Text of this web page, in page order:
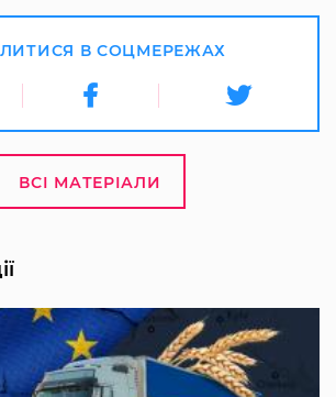
В СОЦМЕРЕЖАХ
ВСІ МАТЕРІАЛИ